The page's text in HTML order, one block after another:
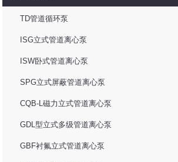
TD管道循环泵
ISG立式管道离心泵
ISW卧式管道离心泵
SPG立式屏蔽管道离心泵
CQB-L磁力立式管道离心泵
GDL型立式多级管道离心泵
GBF衬氟立式管道离心泵